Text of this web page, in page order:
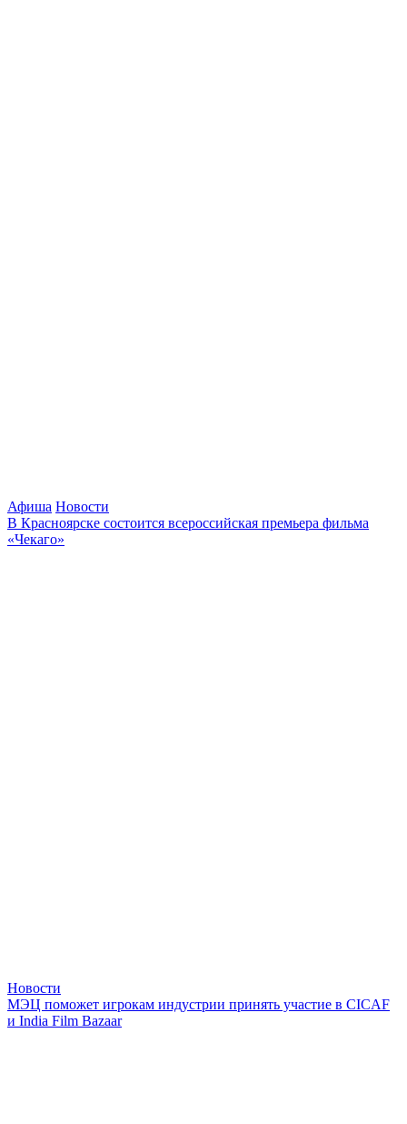
Афиша Новости
В Красноярске состоится всероссийская премьера фильма
«Чекаго»
Новости
МЭЦ поможет игрокам индустрии принять участие в CICAF
и India Film Bazaar